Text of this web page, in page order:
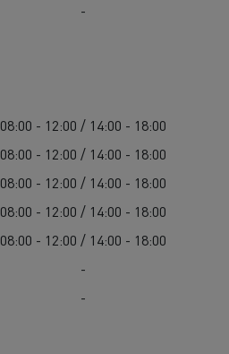
-
08:00 - 12:00 / 14:00 - 18:00
08:00 - 12:00 / 14:00 - 18:00
08:00 - 12:00 / 14:00 - 18:00
08:00 - 12:00 / 14:00 - 18:00
08:00 - 12:00 / 14:00 - 18:00
-
-